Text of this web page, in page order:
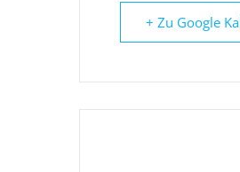
+ Zu Google